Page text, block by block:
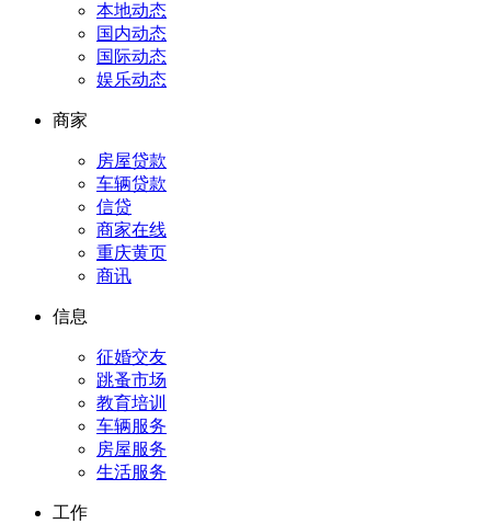
本地动态
国内动态
国际动态
娱乐动态
商家
房屋贷款
车辆贷款
信贷
商家在线
重庆黄页
商讯
信息
征婚交友
跳蚤市场
教育培训
车辆服务
房屋服务
生活服务
工作